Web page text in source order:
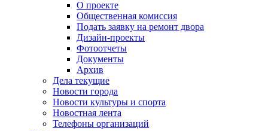
О проекте
Общественная комиссия
Подать заявку на ремонт двора
Дизайн-проекты
Фотоотчеты
Документы
Архив
Дела текущие
Новости города
Новости культуры и спорта
Новостная лента
Телефоны организаций